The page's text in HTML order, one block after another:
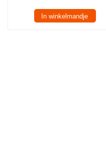
In winkelmandje